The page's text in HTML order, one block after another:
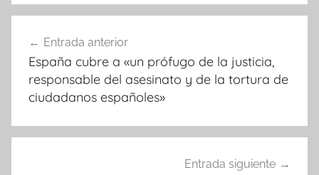
de
entradas
Entrada anterior
España cubre a «un prófugo de la justicia,
responsable del asesinato y de la tortura de
ciudadanos españoles»
Entrada siguiente